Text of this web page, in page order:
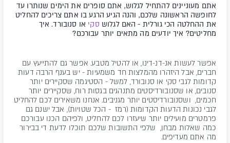
אתם מעוניינים להתחיל לגלוש, אתם סופרים את הימים שנותרו עד
לחופשה הראשונה שלכם, והנה הגיע הרגע בו אתם צריכים להחליט
את ההחלטה הכי גורלית - האם לגלוש סקי או סנובורד. איך
מחליטים? איך יודעים מה מתאים יותר עבורכם?
אפשר לעשות אנ-דנ-דינו, או להטיל מטבע. אפשר גם להתייעץ עם
חברים, אבל היזהרו מהמלצות חד משמעיות - יש בענף הרבה דעות
קדומות לגבי סקי או סנובורד, למשל - הסטיגמה שסקיירים יותר
סנובים, או שסנובורדיסטים מתנהגים בגסות רוח, שסקיירים יותר
חכמים, ושסנובורדיסטים יותר מגניבים. אנחנו משאירים לכם להחליט
לגבי נכונות הדעות הקדומות (רמז - הכל שטויות), אבל ישנם גם
פרמטרים מועילים יותר שיעזרו לכם להחליט, ולפיהם הכנו עבורכם
כמה שאלות מבחן, שלפי התשובות שלכם תוכלו לדעת די בבירור
מה אתם מעדיפים.